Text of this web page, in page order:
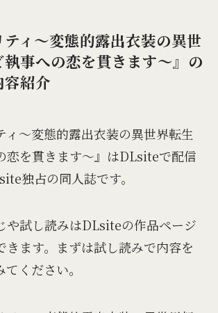
ティ～変態的露出衣装の異世
事への恋を貫きます～』の
容紹介
ィ～変態的露出衣装の異世界転生
恋を貫きます～』はDLsiteで配信
独占の同人誌です。
や試し読みはDLsiteの作品ページ
きます。まずは試し読みで内容を
ください。